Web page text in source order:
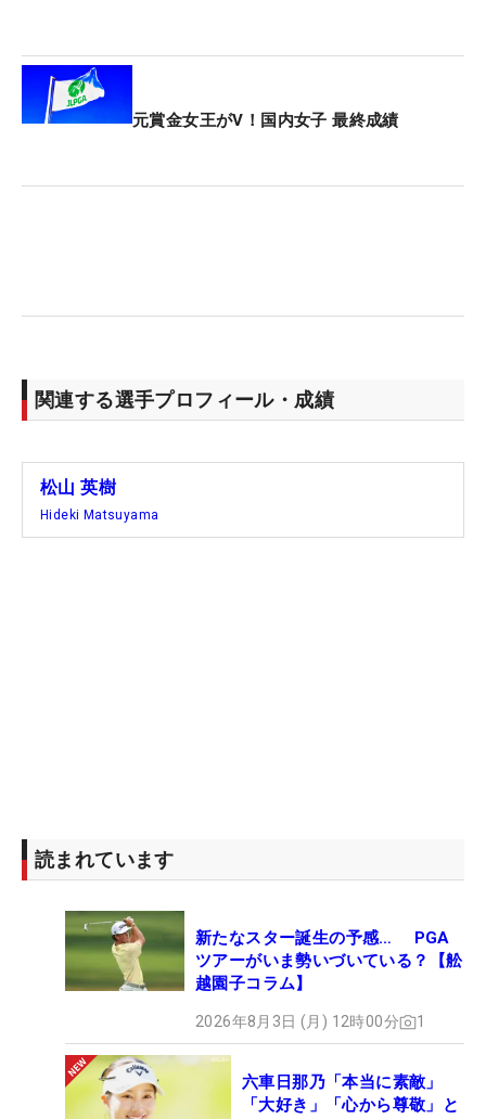
元賞金女王がV！国内女子 最終成績
関連する選手プロフィール・成績
松山 英樹
Hideki Matsuyama
読まれています
新たなスター誕生の予感… PGA
ツアーがいま勢いづいている？【舩
越園子コラム】
2026年8月3日 (月) 12時00分 1
六車日那乃「本当に素敵」
「大好き」「心から尊敬」と